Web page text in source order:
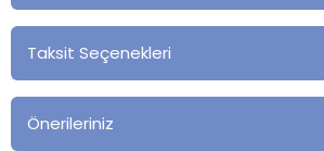
Taksit Seçenekleri
Önerileriniz